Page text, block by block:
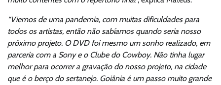
“Viemos de uma pandemia, com muitas dificuldades para
todos os artistas, então não sabíamos quando seria nosso
próximo projeto. O DVD foi mesmo um sonho realizado, em
parceria com a Sony e o Clube do Cowboy. Não tinha lugar
melhor para ocorrer a gravação do nosso projeto, na cidade
que é o berço do sertanejo. Goiânia é um passo muito grande